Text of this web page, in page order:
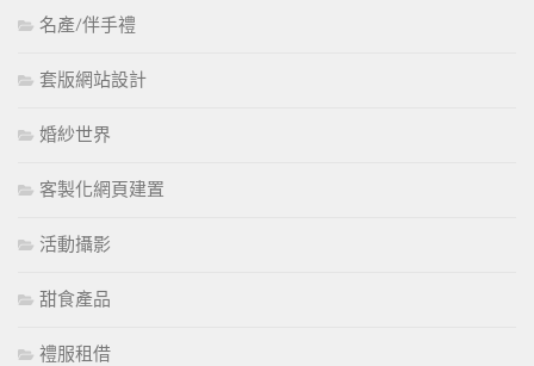
名產/伴手禮
套版網站設計
婚紗世界
客製化網頁建置
活動攝影
甜食產品
禮服租借